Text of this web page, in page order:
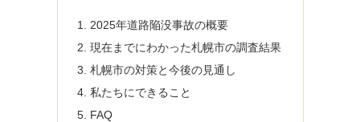
2025年道路陥没事故の概要
現在までにわかった札幌市の調査結果
札幌市の対策と今後の見通し
私たちにできること
FAQ